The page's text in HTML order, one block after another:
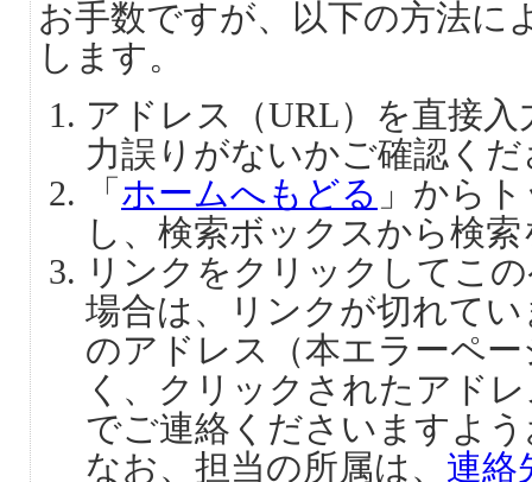
お手数ですが、以下の方法に
します。
アドレス（URL）を直接
力誤りがないかご確認く
「 ホームへもどる 」から
し、検索ボックスから検
リンクをクリックしてこ
場合は、リンクが切れて
のアドレス（本エラーペ
く、クリックされたアド
でご連絡くださいますよ
なお、担当の所属は、 連絡